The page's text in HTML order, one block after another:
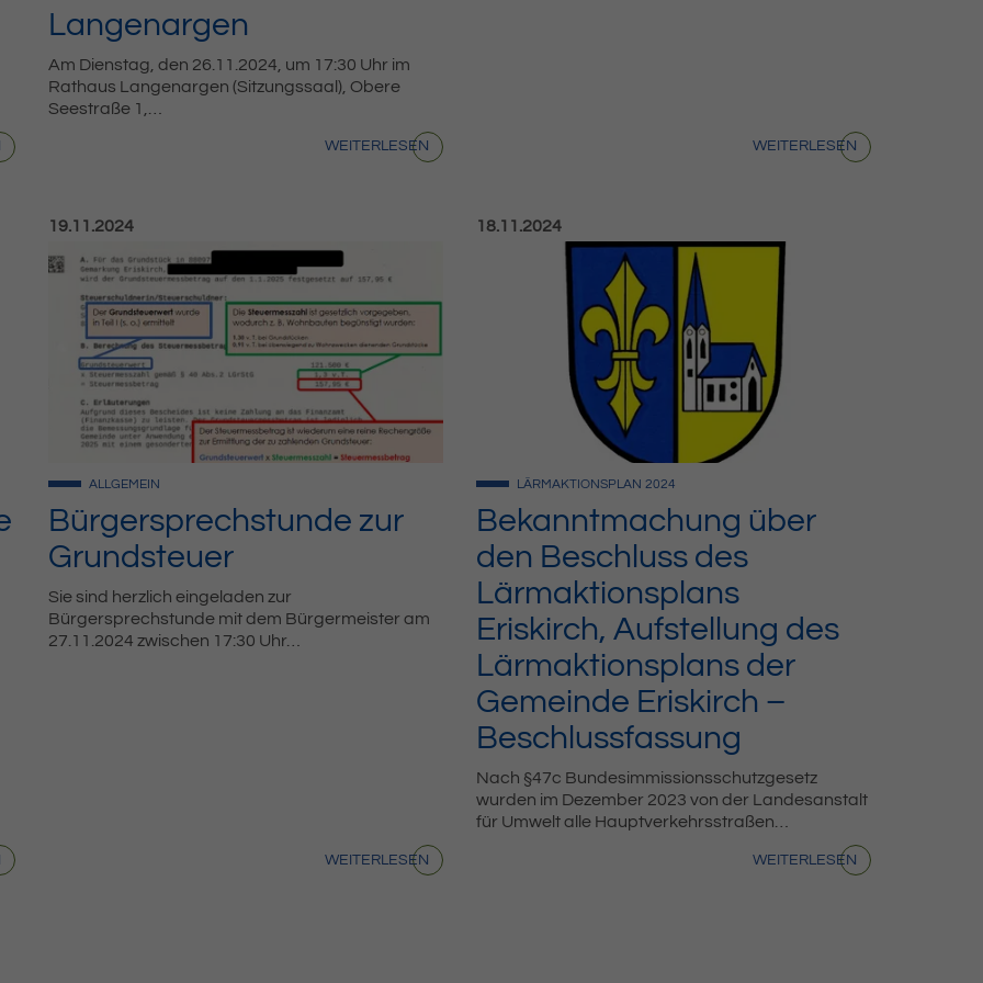
Langenargen
Am Dienstag, den 26.11.2024, um 17:30 Uhr im
Rathaus Langenargen (Sitzungssaal), Obere
Seestraße 1,…
WEITERLESEN WEITERLESEN
Veröffentlicht am:
19.11.2024
Bürgersprechstunde zur
Grundsteuer
ALLGEMEIN
Sie sind herzlich eingeladen zur
Bürgersprechstunde mit dem Bürgermeister am
27.11.2024 zwischen 17:30 Uhr…
WEITERLESEN
Veröffentlicht am:
18.11.2024
Bekanntmachung über
den Beschluss des
Lärmaktionsplans
Eriskirch, Aufstellung des
Lärmaktionsplans der
Gemeinde Eriskirch –
Beschlussfassung
LÄRMAKTIONSPLAN 2024
Nach §47c Bundesimmissionsschutzgesetz
wurden im Dezember 2023 von der Landesanstalt
für Umwelt alle Hauptverkehrsstraßen…
WEITERLESEN